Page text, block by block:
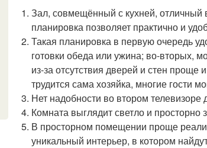
Зал, совмещённый с кухней,
планировка позволяет практично и
Такая планировка в первую очередь
готовки обеда или ужина; во-вторых,
из-за отсутствия дверей и стен проще
трудится сама хозяйка, многие гости
Нет надобности во втором телевизоре
Комната выглядит светло и просторно
В просторном помещении проще
уникальный интерьер, в котором